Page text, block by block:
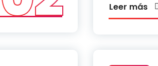
Leer más